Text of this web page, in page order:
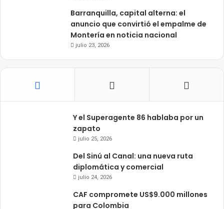
Barranquilla, capital alterna: el
anuncio que convirtió el empalme de
Montería en noticia nacional
julio 23, 2026
Y el Superagente 86 hablaba por un
zapato
julio 25, 2026
Del Sinú al Canal: una nueva ruta
diplomática y comercial
julio 24, 2026
CAF compromete US$9.000 millones
para Colombia